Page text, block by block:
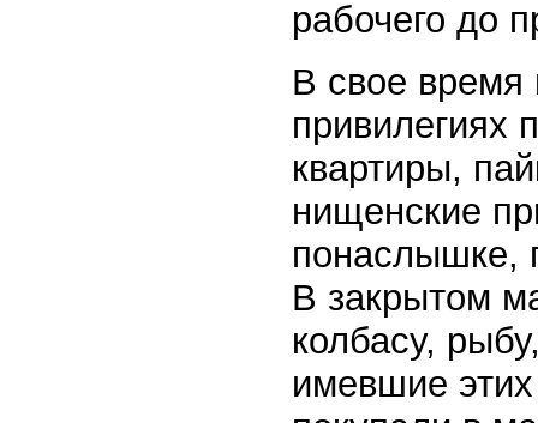
рабочего до
В свое время
квартиры,
нищенские
понаслышке,
В закрытом
колбасу,
имевшие